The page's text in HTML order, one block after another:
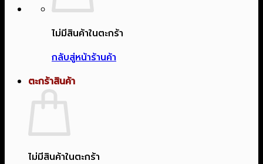
ไม่มีสินค้าในตะกร้า
กลับสู่หน้าร้านค้า
ตะกร้าสินค้า
ไม่มีสินค้าในตะกร้า